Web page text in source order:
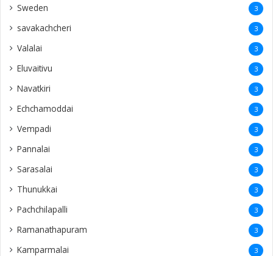
Sweden 3
savakachcheri 3
Valalai 3
Eluvaitivu 3
Navatkiri 3
Echchamoddai 3
Vempadi 3
Pannalai 3
Sarasalai 3
Thunukkai 3
Pachchilapalli 3
Ramanathapuram 3
Kamparmalai 3